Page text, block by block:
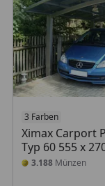
3 Farben
Ximax Carport
Typ 60 555 x
3.188 Münzen